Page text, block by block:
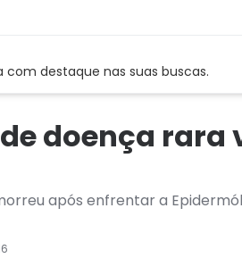
com destaque nas suas buscas.
doença rara
após enfrentar a